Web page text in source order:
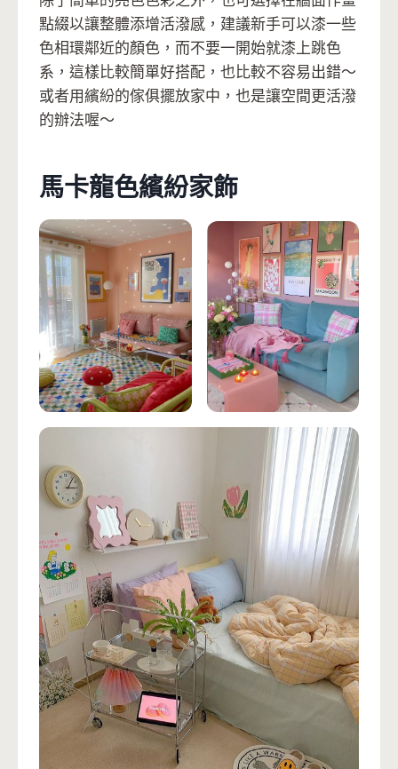
點綴以讓整體添增活潑感，建議新手可以漆一些
色相環鄰近的顏色，而不要一開始就漆上跳色
系，這樣比較簡單好搭配，也比較不容易出錯～
或者用繽紛的傢俱擺放家中，也是讓空間更活潑
的辦法喔～
馬卡龍色繽紛家飾